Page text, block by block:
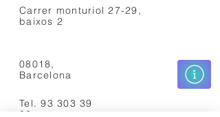
Carrer monturiol 27-29,
baixos 2
08018,
Barcelona
Tel.93 303 39
82